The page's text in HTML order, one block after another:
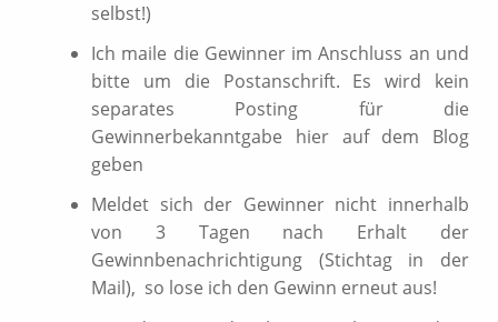
selbst!)
Ich maile die Gewinner im Anschluss an und
bitte um die Postanschrift. Es wird kein
separates Posting für die
Gewinnerbekanntgabe hier auf dem Blog
geben
Meldet sich der Gewinner nicht innerhalb
von 3 Tagen nach Erhalt der
Gewinnbenachrichtigung (Stichtag in der
Mail), so lose ich den Gewinn erneut aus!